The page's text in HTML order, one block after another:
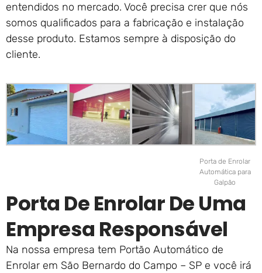
entendidos no mercado. Você precisa crer que nós
somos qualificados para a fabricação e instalação
desse produto. Estamos sempre à disposição do
cliente.
Porta de Enrolar
Automática para
Galpão
Porta De Enrolar De Uma
Empresa Responsável
Na nossa empresa tem Portão Automático de
Enrolar em São Bernardo do Campo – SP e você irá